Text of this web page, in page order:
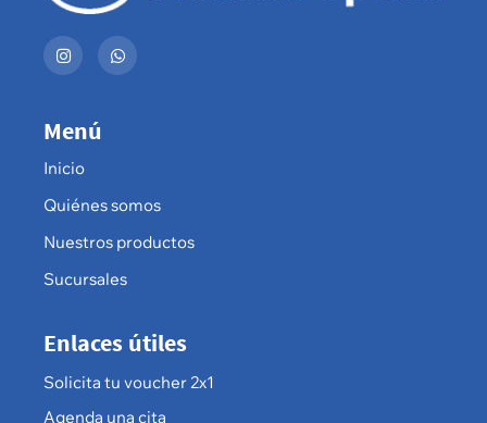
Menú
Inicio
Quiénes somos
Nuestros productos
Sucursales
Enlaces útiles
Solicita tu voucher 2x1
Agenda una cita